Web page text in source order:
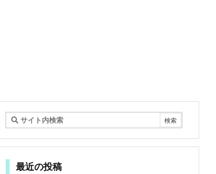
最近の投稿